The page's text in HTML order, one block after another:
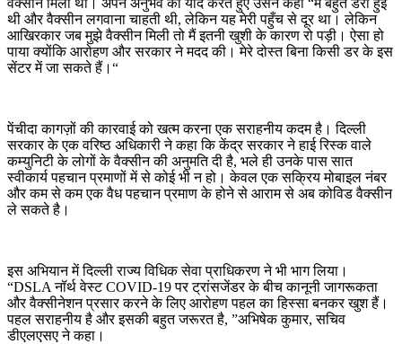
थी और वैक्सीन लगवाना चाहती थी, लेकिन यह मेरी पहुँच से दूर था। लेकिन
आखिरकार जब मुझे वैक्सीन मिली तो मैं इतनी खुशी के कारण रो पड़ी। ऐसा हो
पाया क्योंकि आरोहण और सरकार ने मदद की। मेरे दोस्त बिना किसी डर के इस
सेंटर में जा सकते हैं।“
पेंचीदा कागज़ों की कारवाई को खत्म करना एक सराहनीय कदम है। दिल्ली
सरकार के एक वरिष्ठ अधिकारी ने कहा कि केंद्र सरकार ने हाई रिस्क वाले
कम्युनिटी के लोगों के वैक्सीन की अनुमति दी है, भले ही उनके पास सात
स्वीकार्य पहचान प्रमाणों में से कोई भी न हो। केवल एक सक्रिय मोबाइल नंबर
और कम से कम एक वैध पहचान प्रमाण के होने से आराम से अब कोविड वैक्सीन
ले सकते है।
इस अभियान में दिल्ली राज्य विधिक सेवा प्राधिकरण ने भी भाग लिया।
“DSLA नॉर्थ वेस्ट COVID-19 पर ट्रांसजेंडर के बीच कानूनी जागरूकता
और वैक्सीनेशन प्रसार करने के लिए आरोहण पहल का हिस्सा बनकर खुश हैं।
पहल सराहनीय है और इसकी बहुत जरूरत है, ”अभिषेक कुमार, सचिव
डीएलएसए ने कहा।